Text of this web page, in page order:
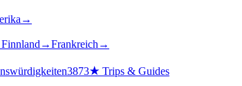
→
Finnland →Frankreich →
3873★ Trips & Guides